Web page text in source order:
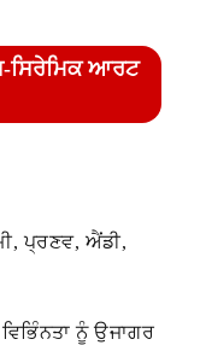
ਸਿਰੇਮਿਕ ਆਰਟ
ਪ੍ਰਣਵ, ਐਂਡੀ,
ਨੂੰ ਉਜਾਗਰ